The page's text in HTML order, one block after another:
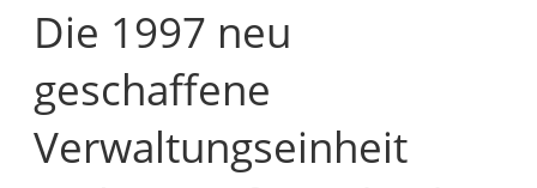
Die 1997 neu
geschaffene
Verwaltungseinheit